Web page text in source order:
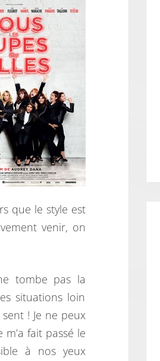
que le style est
venir, on
tombe pas la
situations loin
sent ! Je ne peux
fait passé le
à nos yeux